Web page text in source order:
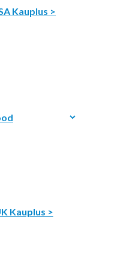
Kauplus >
Kauplus >